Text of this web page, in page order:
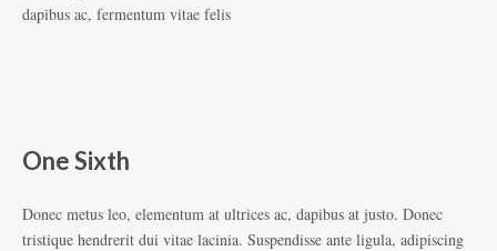
dapibus ac, fermentum vitae felis
One Sixth
Donec metus leo, elementum at ultrices ac, dapibus at justo. Donec
tristique hendrerit dui vitae lacinia. Suspendisse ante ligula, adipiscing